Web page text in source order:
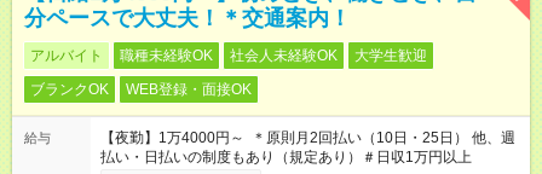
分ペースで大丈夫！＊交通案内！
アルバイト 職種未経験OK 社会人未経験OK
大学生歓迎
ブランクOK
WEB登録・面接OK
給与
【夜勤】1万4000円～ ＊原則月2回払い（10日・25日） 他、週
払い・日払いの制度もあり（規定あり）＃日収1万円以上